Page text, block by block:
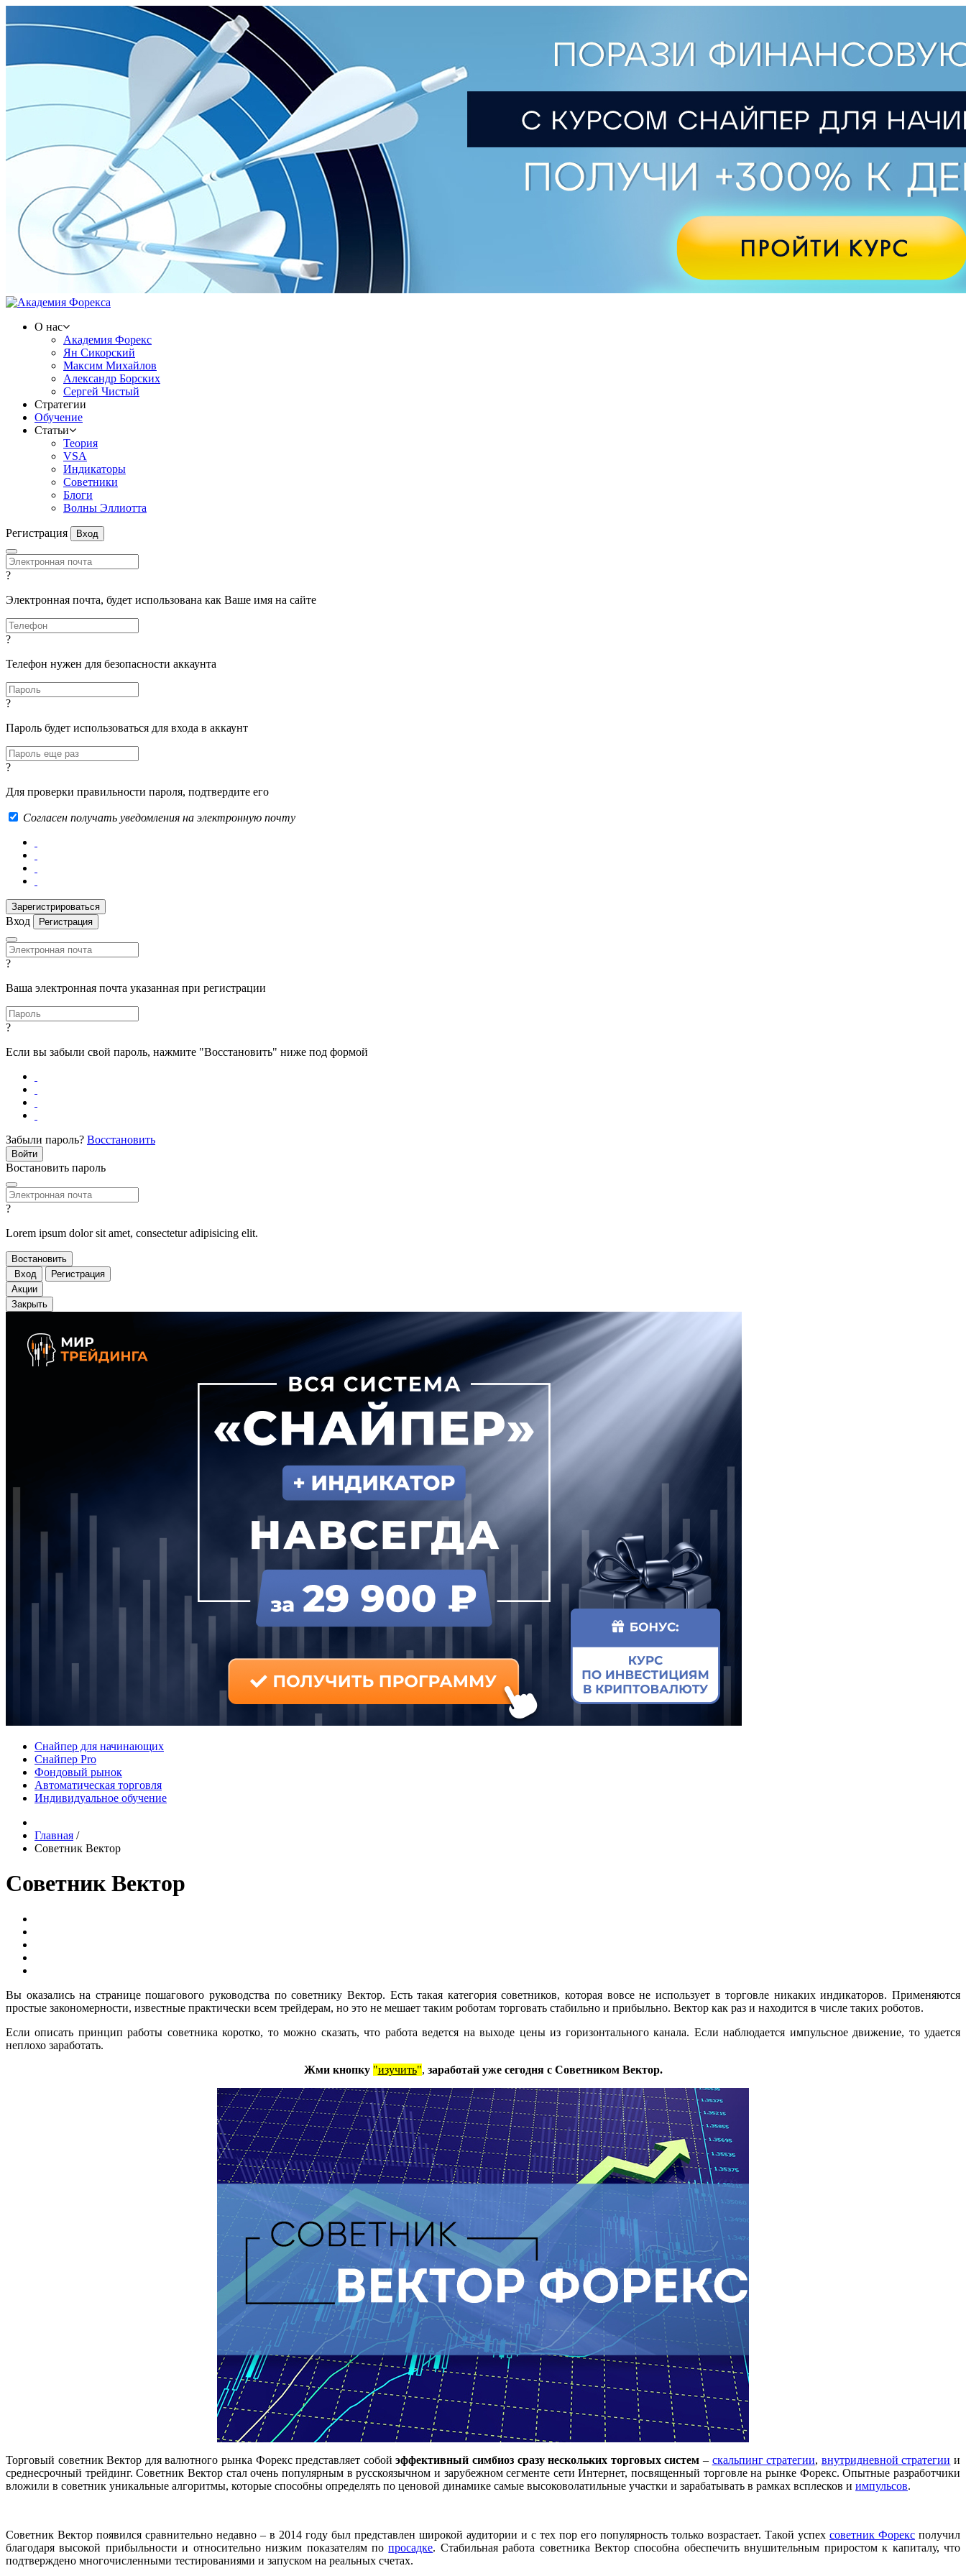
О нас
Академия Форекс
Ян Сикорский
Максим Михайлов
Александр Борских
Сергей Чистый
Стратегии
Обучение
Статьи
Теория
VSA
Индикаторы
Советники
Блоги
Волны Эллиотта
Регистрация Вход
?
Электронная почта, будет использована как Ваше имя на сайте
?
Телефон нужен для безопасности аккаунта
?
Пароль будет использоваться для входа в аккаунт
?
Для проверки правильности пароля, подтвердите его
Согласен получать уведомления на электронную почту
Вход Регистрация
?
Ваша электронная почта указанная при регистрации
?
Если вы забыли свой пароль, нажмите "Восстановить" ниже под формой
Забыли пароль? Восстановить
Востановить пароль
?
Lorem ipsum dolor sit amet, consectetur adipisicing elit.
Вход
Регистрация
Акции
Закрыть
Снайпер для начинающих
Снайпер Pro
Фондовый рынок
Автоматическая торговля
Индивидуальное обучение
Главная /
Советник Вектор
Советник Вектор
Вы оказались на странице пошагового руководства по советнику Вектор. Есть такая категория советников, которая вовсе не использует в торговле никаких индикаторов. Применяются
простые закономерности, известные практически всем трейдерам, но это не мешает таким роботам торговать стабильно и прибыльно. Вектор как раз и находится в числе таких роботов.
Если описать принцип работы советника коротко, то можно сказать, что работа ведется на выходе цены из горизонтального канала. Если наблюдается импульсное движение, то удается
неплохо заработать.
Жми кнопку "изучить", заработай уже сегодня с Советником Вектор.
Торговый советник Вектор для валютного рынка Форекс представляет собойэффективный симбиоз сразу нескольких торговых систем – скальпинг стратегии, внутридневной стратегии и
среднесрочный трейдинг. Советник Вектор стал очень популярным в русскоязычном и зарубежном сегменте сети Интернет, посвященный торговле на рынке Форекс. Опытные разработчики
вложили в советник уникальные алгоритмы, которые способны определять по ценовой динамике самые высоковолатильные участки и зарабатывать в рамках всплесков и импульсов.
Советник Вектор появился сравнительно недавно – в 2014 году был представлен широкой аудитории и с тех пор его популярность только возрастает. Такой успех советник Форекс получил
благодаря высокой прибыльности и относительно низким показателям попросадке. Стабильная работа советника Вектор способна обеспечить внушительным приростом к капиталу, что
подтверждено многочисленными тестированиями и запуском на реальных счетах.